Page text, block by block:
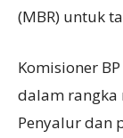
(MBR) untuk
Komisioner
dalam rangka
Penyalur dan